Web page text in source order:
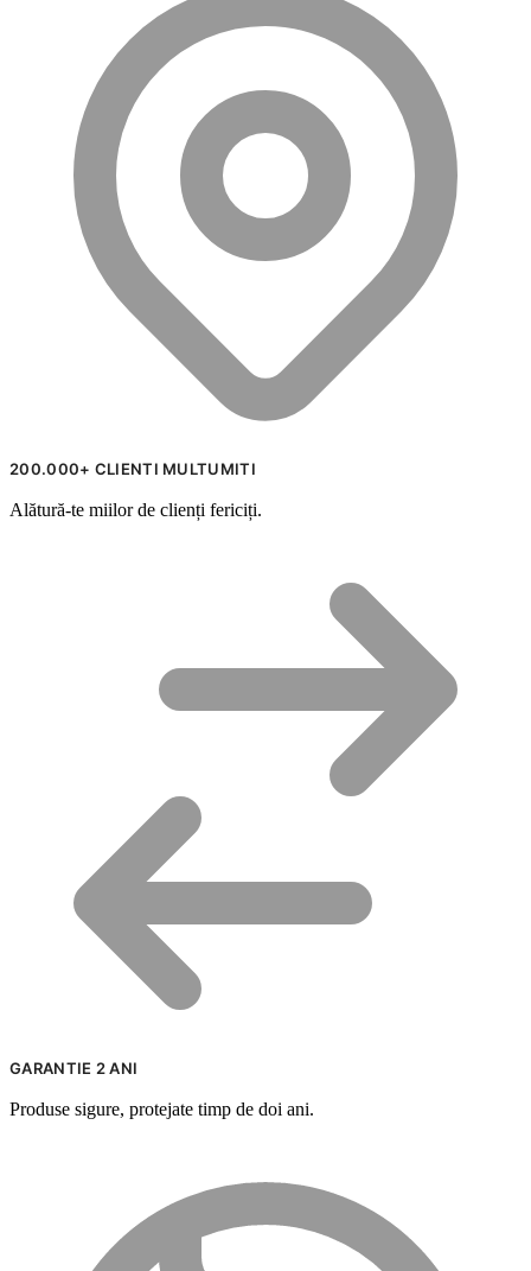
200.000+ CLIENTI MULTUMITI
Alătură-te miilor de clienți fericiți.
GARANTIE 2 ANI
Produse sigure, protejate timp de doi ani.